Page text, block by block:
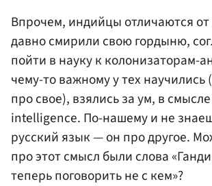
Впрочем, индийцы отличаются от
давно смирили свою гордыню,
пойти в науку к колонизаторам-
чему-то важному у тех научились
про свое), взялись за ум, в
intelligence. По-нашему и не
русский язык — он про другое.
про этот смысл были слова
теперь поговорить не с кем»?